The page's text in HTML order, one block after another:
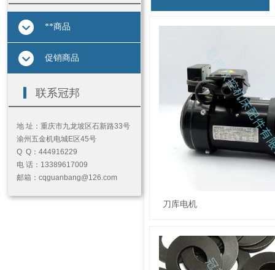
刀库电机
**商品
促销商品
地 址：重庆市九龙坡区石新路33号
渝州五金机电城E区45号
Q Q：444916229
电 话：13389617009
邮箱：cqguanbang@126.com
联系冠邦